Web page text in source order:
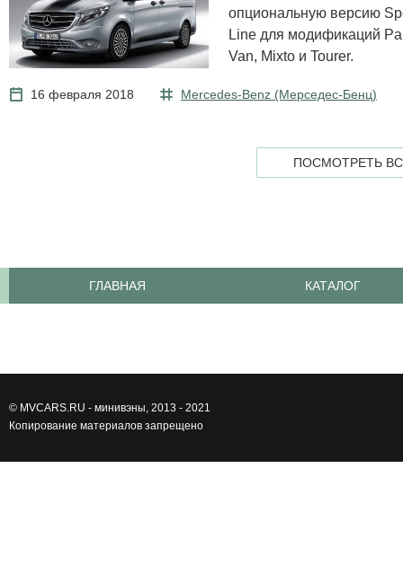
опциональную версию
Line для модификаций
Van, Mixto и Tourer.
16 февраля 2018 Mercedes-Benz (Мерcедес-Бенц)
ПОСМОТРЕТЬ
ГЛАВНАЯ КАТАЛОГ
© MVCARS.RU - минивэны, 2013 - 2021
Копирование материалов запрещено